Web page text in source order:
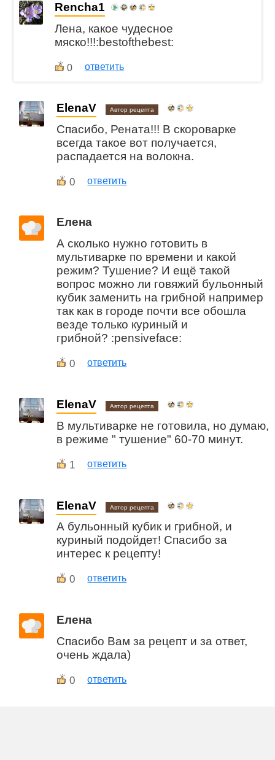
Rencha1
Лена, какое чудесное
мяско!!!:bestofthebest:
0 ответить
ElenaV Автор рецепта
Спасибо, Рената!!! В скороварке
всегда такое вот получается,
распадается на волокна.
0 ответить
Елена
А сколько нужно готовить в
мультиварке по времени и какой
режим? Тушение? И ещё такой
вопрос можно ли говяжий бульонный
кубик заменить на грибной например
так как в городе почти все обошла
везде только куриный и
грибной? :pensiveface:
0 ответить
ElenaV Автор рецепта
В мультиварке не готовила, но думаю,
в режиме " тушение" 60-70 минут.
1 ответить
ElenaV Автор рецепта
А бульонный кубик и грибной, и
куриный подойдет! Спасибо за
интерес к рецепту!
0 ответить
Елена
Спасибо Вам за рецепт и за ответ,
очень ждала)
0 ответить